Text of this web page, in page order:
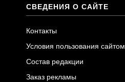
СВЕДЕНИЯ О САЙТЕ
Контакты
Условия пользования сайтом
Состав редакции
Заказ рекламы